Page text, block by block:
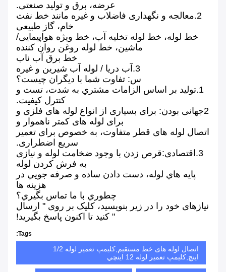
عرضه، برق و تولید صنعتی.
2.معالجه و نگهداری فاضلاب و غیره مانند خط نفت
خام، گاز طبیعی
خط لوله، خط لوله تخلیه آب، خط ویژه هواپیمایی/
ماشین، خط لوله روغن روان کننده
خط برق آب ناب
3.آب دریا / لوله آب شیرین و غیره
س: تفاوت شما با دیگران چیست؟
1.توليد بر اساس الزامات مشتري به شدت، تست و
کنترل کیفیت.
2جهانی بودن: برای بسیاری از انواع لوله های فلزی و
برای لوله های کمتر ناهموار و
اتصال لوله های قطر متفاوت، به خصوص برای تعمیر
سریع اضطراری.
3.اقتصادی:قرص زدن با وجود ضخامت لوله و نیازی
به فرش کردن لوله
پايه هاي لوله، دست دادن ساده و صرفه جويي در
هزينه ها
چطوري با ما تماس بگيري؟
نیازهای خود را در زیر بنویسید، کلیک بر روی " ارسال
" کنید تا اکنون پاسخ بگیرید!
Tags:
اتصال لوله های خط مستقیم,کلیمپ تعمیر لوله 1/2
اینچ,کليمپ تعمیر لوله 12 اينچي